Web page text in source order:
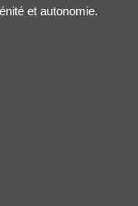
et autonomie.